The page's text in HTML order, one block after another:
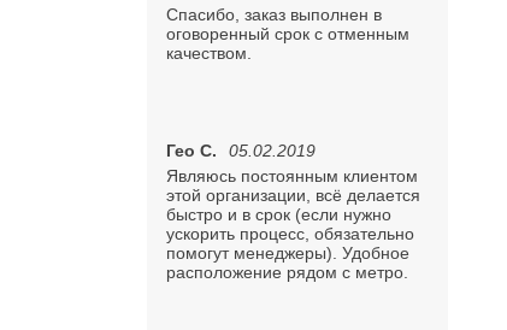
Спасибо, заказ выполнен в
оговоренный срок с отменным
качеством.
Гео С.
05.02.2019
Являюсь постоянным клиентом
этой организации, всё делается
быстро и в срок (если нужно
ускорить процесс, обязательно
помогут менеджеры). Удобное
расположение рядом с метро.